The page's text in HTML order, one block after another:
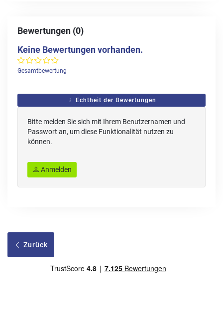
Bewertungen (0)
Keine Bewertungen vorhanden.
Gesamtbewertung
Echtheit der Bewertungen
Bitte melden Sie sich mit Ihrem Benutzernamen und
Passwort an, um diese Funktionalität nutzen zu
können.
Anmelden
Zurück